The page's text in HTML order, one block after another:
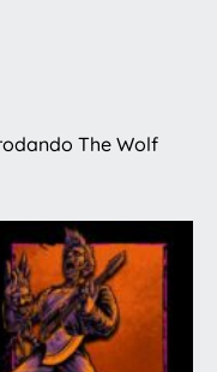
The Wolf